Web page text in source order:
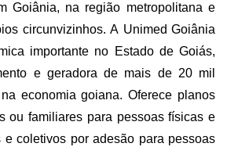
Goiânia, na região metropolitana e
circunvizinhos. A Unimed Goiânia
importante no Estado de Goiás,
e geradora de mais de 20 mil
economia goiana. Oferece planos
ou familiares para pessoas físicas e
e coletivos por adesão para pessoas